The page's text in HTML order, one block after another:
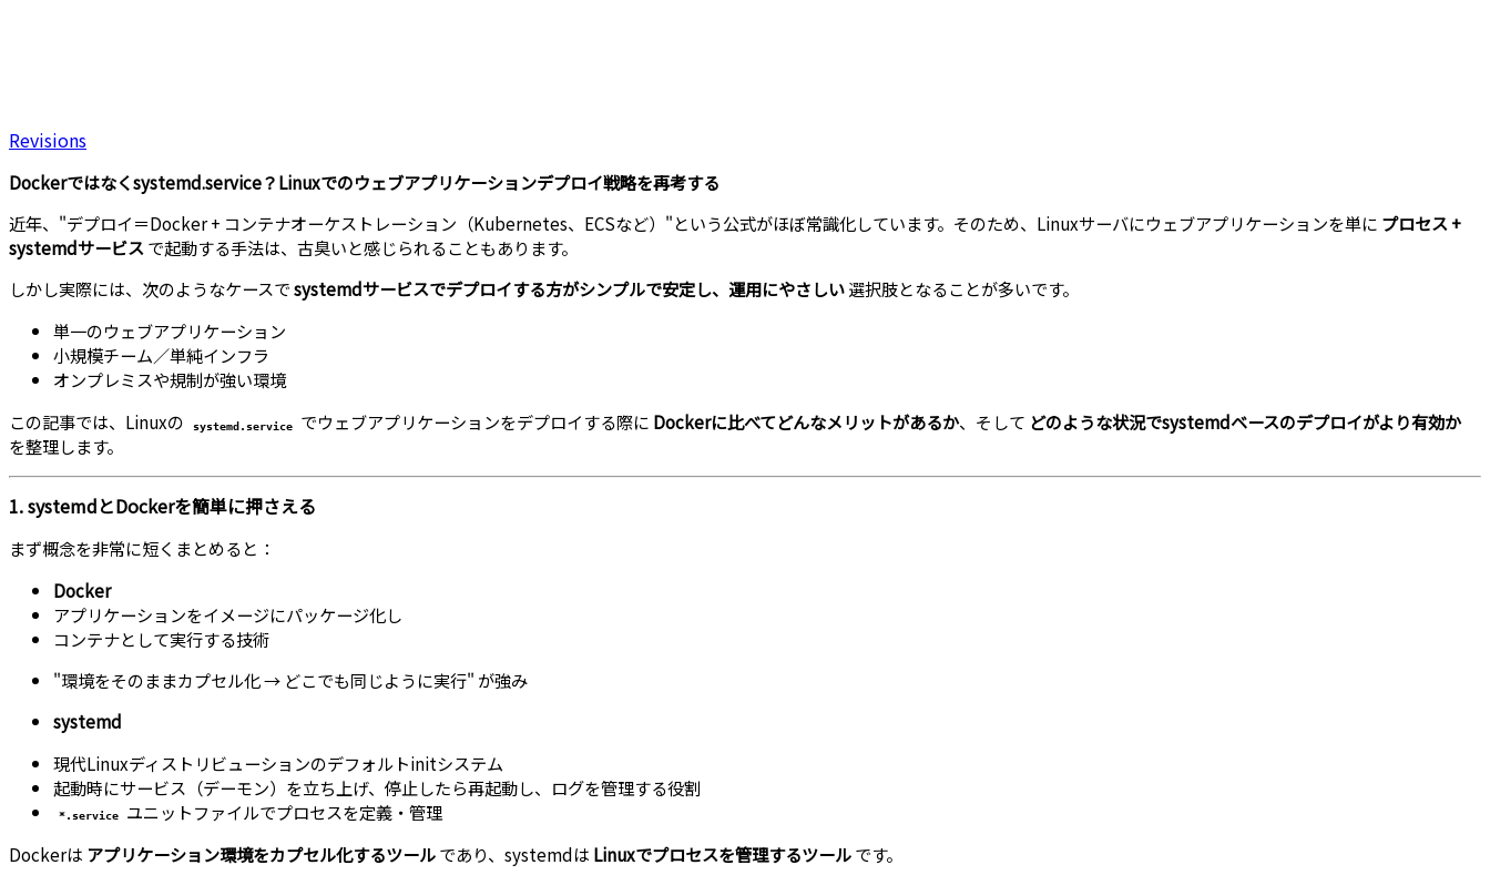
Revisions
Dockerではなくsystemd.service？Linuxでのウェブアプリケーションデプロイ戦略を再考する
近年、"デプロイ＝Docker + コンテナオーケストレーション（Kubernetes、ECSなど）"という公式がほぼ常識化しています。そのため、Linuxサーバにウェブアプリケーションを単に プロセス +
systemdサービスで起動する手法は、古臭いと感じられることもあります。
しかし実際には、次のようなケースでsystemdサービスでデプロイする方がシンプルで安定し、運用にやさしい選択肢となることが多いです。
単一のウェブアプリケーション
小規模チーム／単純インフラ
オンプレミスや規制が強い環境
この記事では、Linuxの
systemd.service でウェブアプリケーションをデプロイする際に Dockerに比べてどんなメリットがあるか、そして どのような状況でsystemdベースのデプロイがより有効か
を整理します。
1. systemdとDockerを簡単に押さえる
まず概念を非常に短くまとめると：
Docker
アプリケーションをイメージにパッケージ化し
コンテナとして実行する技術
"環境をそのままカプセル化 → どこでも同じように実行" が強み
systemd
現代Linuxディストリビューションのデフォルトinitシステム
起動時にサービス（デーモン）を立ち上げ、停止したら再起動し、ログを管理する役割
*.service
ユニットファイルでプロセスを定義・管理
Dockerは アプリケーション環境をカプセル化するツールであり、systemdは Linuxでプロセスを管理するツールです。